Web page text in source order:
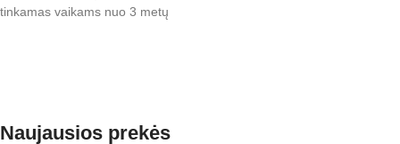
tinkamas vaikams nuo 3 metų
Naujausios prekės